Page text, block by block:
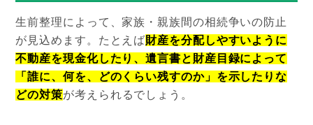
生前整理によって、家族・親族間の相続争いの防止
が見込めます。たとえば財産を分配しやすいように
不動産を現金化したり、遺言書と財産目録によって
「誰に、何を、どのくらい残すのか」を示したりな
どの対策が考えられるでしょう。